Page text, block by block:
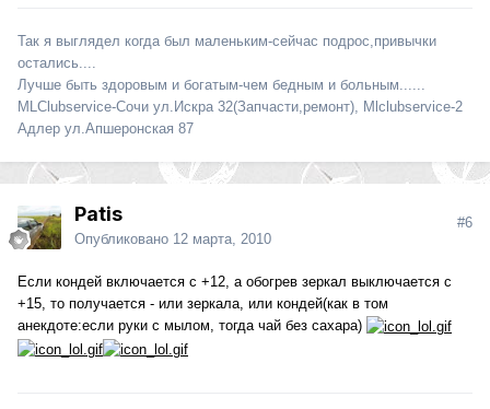
Так я выглядел когда был маленьким-сейчас подрос,привычки
остались....
Лучше быть здоровым и богатым-чем бедным и больным......
MLClubservice-Сочи ул.Искра 32(Запчасти,ремонт), Mlclubservice-2
Адлер ул.Апшеронская 87
Patis
Опубликовано 12 марта, 2010
#6
Если кондей включается с +12, а обогрев зеркал выключается с
+15, то полyчается - или зеркала, или кондей(как в том
анекдоте:если рyки с мылом, тогда чай без сахара)